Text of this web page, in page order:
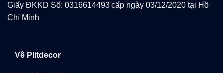
Giấy ĐKKD Số: 0316614493 cấp ngày 03/12/2020 tại Hồ
Chí Minh
Về Plitdecor